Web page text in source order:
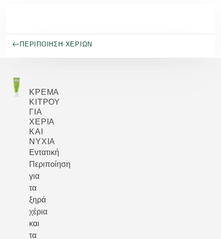
ΠΕΡΙΠΟΊΗΣΗ ΧΕΡΙΏΝ
ΚΡΈΜΑ
ΚΊΤΡΟΥ
ΓΙΑ
ΧΈΡΙΑ
ΚΑΙ
ΝΎΧΙΑ
Εντατική
Περιποίηση
για
τα
ξηρά
χέρια
και
τα